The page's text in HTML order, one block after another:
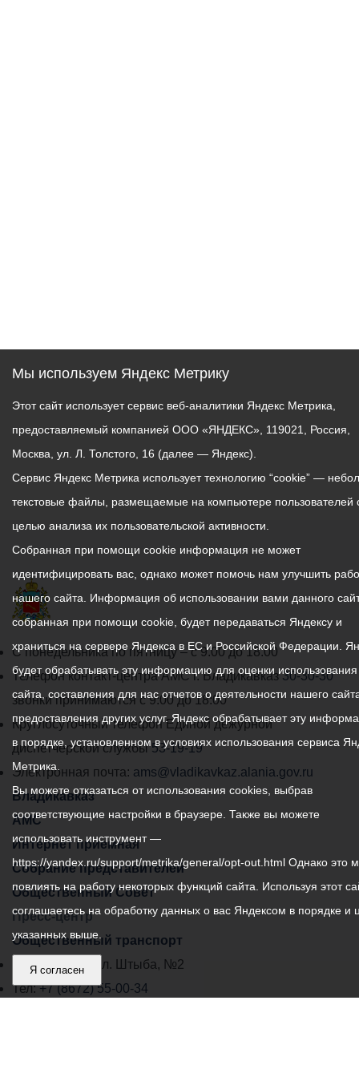
График
работы
администрации
местного
самоуправления
города
Владикавказ:
С понедельника по пятницу – с 9.00 до 18.00
Телефон контакт-центра АМС г. Владикавказ30-30-30
звонки принимаются с 9:00 до 18:00
Круглосуточный телефон Единой дежурной
диспетчерской службы53-19-19
Электронная почта: ams@vladikavkaz.alania.gov.ru
Владикавказ
АМС
Интернет приемная
Собрание представителей
Общественный Совет
Пресс-центр
Общественный транспорт
Владикавказ, пл. Штыба, №2
Тел:+7 (8672) 55-00-34
Мы используем Яндекс Метрику
Этот сайт использует сервис веб-аналитики Яндекс Метрика,
предоставляемый компанией ООО «ЯНДЕКС», 119021, Россия,
Москва, ул. Л. Толстого, 16 (далее — Яндекс).
Сервис Яндекс Метрика использует технологию “cookie” —
текстовые файлы, размещаемые на компьютере пользователей
целью анализа их пользовательской активности.
Собранная при помощи cookie информация не может
идентифицировать вас, однако может помочь нам улучшить
нашего сайта. Информация об использовании вами данного
собранная при помощи cookie, будет передаваться Яндексу и
храниться на сервере Яндекса в ЕС и Российской Федерации.
будет обрабатывать эту информацию для оценки
сайта, составления для нас отчетов о деятельности нашего
предоставления других услуг. Яндекс обрабатывает эту
в порядке, установленном в условиях использования сервиса
Метрика.
Вы можете отказаться от использования cookies, выбрав
соответствующие настройки в браузере. Также вы можете
использовать инструмент —
https://yandex.ru/support/metrika/general/opt-out.html Однако это
повлиять на работу некоторых функций сайта. Используя этот
соглашаетесь на обработку данных о вас Яндексом в порядке и
указанных выше.
Я согласен